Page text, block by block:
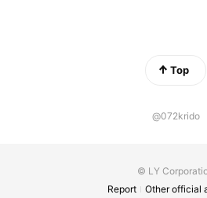
Top
@072krido
© LY
Report
Other official